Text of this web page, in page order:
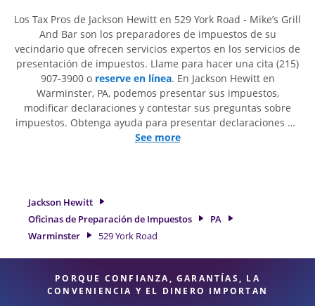
Los Tax Pros de Jackson Hewitt en 529 York Road - Mike’s Grill
And Bar son ​​los preparadores de impuestos de su
vecindario que ofrecen servicios expertos en los servicios de
presentación de impuestos. Llame para hacer una cita (215)
907-3900 o reserve en línea. En Jackson Hewitt en
Warminster, PA, podemos presentar sus impuestos,
modificar declaraciones y contestar sus preguntas sobre
impuestos. Obtenga ayuda para presentar declaraciones de
impuestos simples o situaciones más complejas, como los
grande. Si necesita servicios de preparación de impuestos
en Warminster, PA, la ubicación de Jackson Hewitt en 529
York Road es una opción excelente. Con nuestros expertos
profesionales de impuestos, atención al detalle y diversidad
See more
Jackson Hewitt
Oficinas de Preparación de Impuestos
PA
Warminster
529 York Road
PORQUE CONFIANZA, GARANTÍAS, LA
CONVENIENCIA Y EL DINERO IMPORTAN